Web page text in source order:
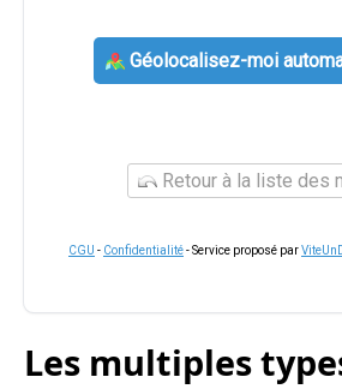
Géolocalisez-moi
Retour à la liste des
CGU - Confidentialité- Service proposé par
Les multiples